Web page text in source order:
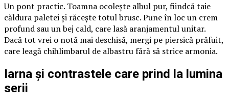
Un pont practic. Toamna ocolește albul pur, fiindcă taie
căldura paletei și răcește totul brusc. Pune în loc un crem
profund sau un bej cald, care lasă aranjamentul unitar.
Dacă tot vrei o notă mai deschisă, mergi pe piersică prăfuit,
care leagă chihlimbarul de albastru fără să strice armonia.
Iarna și contrastele care prind la lumina
serii